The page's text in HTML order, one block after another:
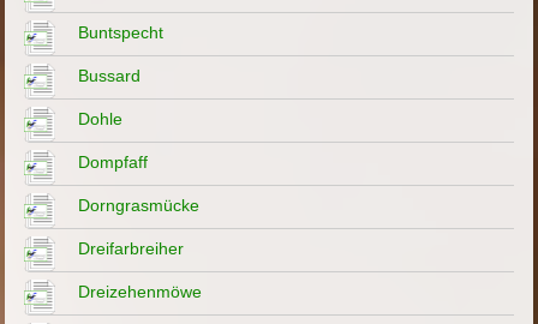
Buntspecht
Bussard
Dohle
Dompfaff
Dorngrasmücke
Dreifarbreiher
Dreizehenmöwe